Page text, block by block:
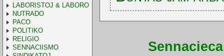
LABORISTOJ & LABORO
NUTRADO
PACO
POLITIKO
RELIGIO
SENNACIISMO